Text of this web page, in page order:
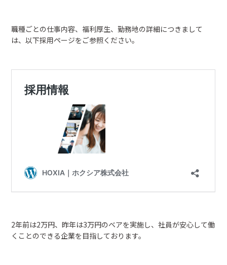
職種ごとの仕事内容、福利厚生、勤務地の詳細につきまして
は、以下採用ページをご参照ください。
2年前は2万円、昨年は3万円のベアを実施し、社員が安心して働
くことのできる企業を目指しております。